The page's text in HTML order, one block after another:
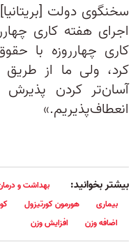
سخنگوی دولت
اجرای هفته کاری
کاری چهارروزه با
کرد، ولی ما از
آسان‌تر کردن پذیرش
انعطاف‌پذیریم.»
بیشتر بخوانید: بهداشت و
بیماری
هورمون کورتیزول
اضافه وزن
افزایش وزن